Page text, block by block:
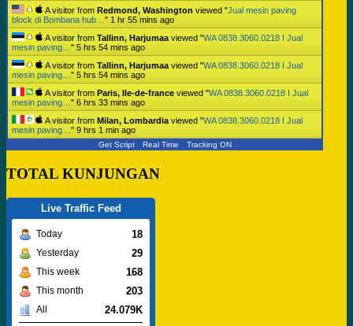
A visitor from Redmond, Washington viewed "Jual mesin paving
block di Bombana hub… " 1 hr 55 mins ago
A visitor from Tallinn, Harjumaa viewed "WA 0838.3060.0218 I Jual
mesin paving… " 5 hrs 54 mins ago
A visitor from Tallinn, Harjumaa viewed "WA 0838.3060.0218 I Jual
mesin paving… " 5 hrs 54 mins ago
A visitor from Paris, Ile-de-france viewed "WA 0838.3060.0218 I Jual
mesin paving… " 6 hrs 33 mins ago
A visitor from Milan, Lombardia viewed "WA 0838.3060.0218 I Jual
mesin paving… " 9 hrs 1 min ago
Get Script Real Time Tracking ON
TOTAL KUNJUNGAN
Live Traffic Feed
Today 18
Yesterday 29
This week 168
This month 203
All 24.079K